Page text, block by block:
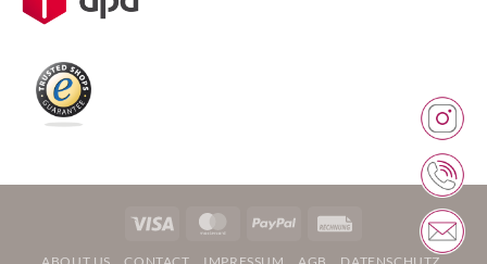
Weitere Informationen über den gesperrten Inhalt.
Visa MasterCardPayPal